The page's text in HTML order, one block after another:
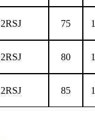
75
80
85